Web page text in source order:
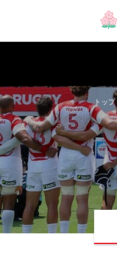
トップ